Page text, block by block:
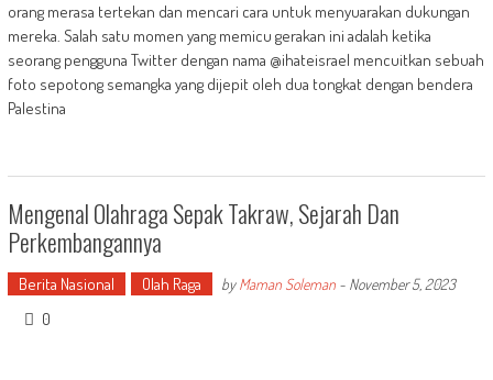
orang merasa tertekan dan mencari cara untuk menyuarakan dukungan
mereka. Salah satu momen yang memicu gerakan ini adalah ketika
seorang pengguna Twitter dengan nama @ihateisrael mencuitkan sebuah
foto sepotong semangka yang dijepit oleh dua tongkat dengan bendera
Palestina
Mengenal Olahraga Sepak Takraw, Sejarah Dan
Perkembangannya
Berita Nasional Olah Raga byMaman Soleman- November 5, 2023
0